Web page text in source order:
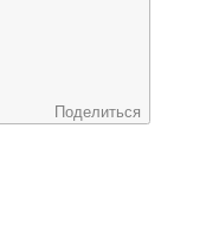
Поделиться